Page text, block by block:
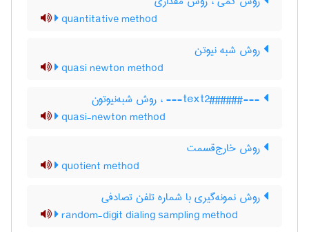
quantitative method
روش شبه نیوتن
quasi newton method
---###text2###--- ، روش شبه‌نیوتون
quasi-newton method
روش خارج‌قسمت
quotient method
روش نمونه‌گیری با شماره تلفن تصادفی
random-digit dialing sampling method